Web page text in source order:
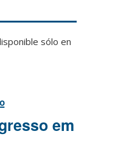
sólo en
em